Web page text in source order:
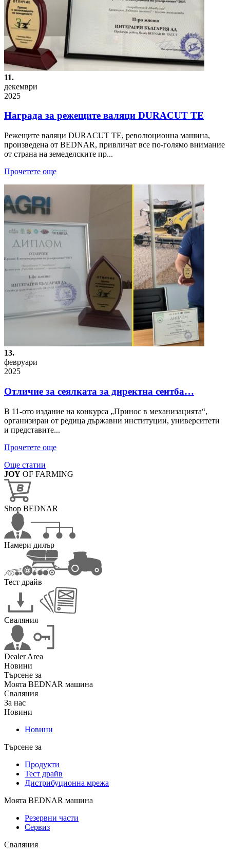
11.
декември
2025
Награда за режещите валяци DURACUT TE
Режещите валяци DURACUT TE, революционна машина,
произведена от BEDNAR, привличат все по-голямо внимание
от страна на земеделските пр...
Прочетете още
13.
февруари
2025
Отличие за сеялката за директна сеитба…
В 11-ото издание на конкурса „Принос в механизацията“,
организиран от редица държавни институции, университети
и представите...
Прочетете още
Още статии
JOY OF FARMING
Shop BEDNAR
Намери дилър
Тест драйв
Сваляния
Dealer Area
Новини
Търсене за
Моята BEDNAR машина
Сваляния
За нас
Новини
Новини
Търсене за
Продукти
Тест драйв
Дистрибуционна мрежа
Моята BEDNAR машина
Резервни части
Сервиз
Сваляния